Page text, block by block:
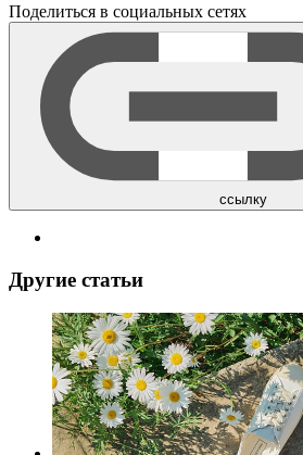
Поделиться в социальных сетях
ссылку
Другие статьи